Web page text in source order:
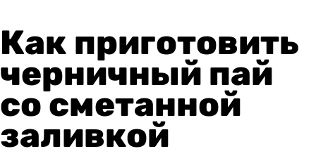
Как приготовить
черничный пай
со сметанной
заливкой